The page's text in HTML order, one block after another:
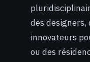
des designers,
innovateurs
ou des